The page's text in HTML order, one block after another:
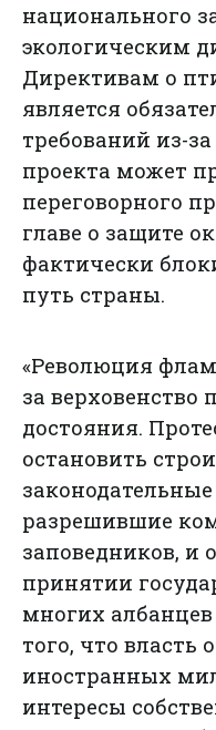
национального
экологическим
Директивам о
является
требований из-
проекта может
переговорного
главе о защите
фактически
путь страны.
«Революция
за
достояния.
остановить
разрешившие
заповедников, и
принятии
многих
того, что власть
иностранных
интересы